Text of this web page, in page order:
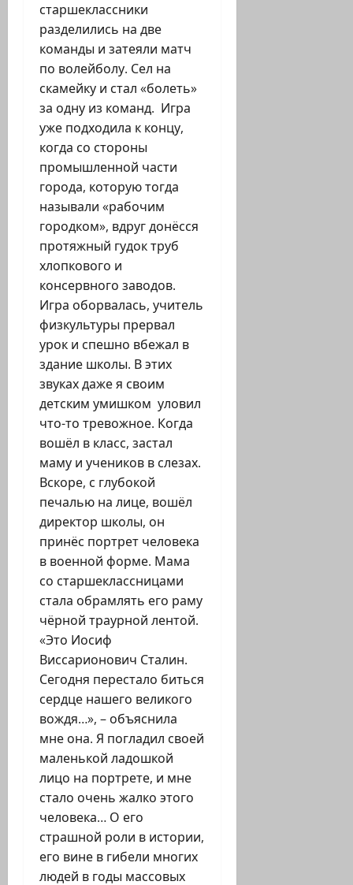
старшеклассники
разделились на две
команды и затеяли матч
по волейболу. Сел на
скамейку и стал «болеть»
за одну из команд. Игра
уже подходила к концу,
когда со стороны
промышленной части
города, которую тогда
называли «рабочим
городком», вдруг донёсся
протяжный гудок труб
хлопкового и
консервного заводов.
Игра оборвалась, учитель
физкультуры прервал
урок и спешно вбежал в
здание школы. В этих
звуках даже я своим
детским умишком уловил
что-то тревожное. Когда
вошёл в класс, застал
маму и учеников в слезах.
Вскоре, с глубокой
печалью на лице, вошёл
директор школы, он
принёс портрет человека
в военной форме. Мама
со старшеклассницами
стала обрамлять его раму
чёрной траурной лентой.
«Это Иосиф
Виссарионович Сталин.
Сегодня перестало биться
сердце нашего великого
вождя…», – объяснила
мне она. Я погладил своей
маленькой ладошкой
лицо на портрете, и мне
стало очень жалко этого
человека… О его
страшной роли в истории,
его вине в гибели многих
людей в годы массовых